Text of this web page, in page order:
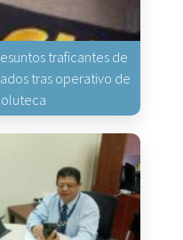
traficantes de
tras operativo de